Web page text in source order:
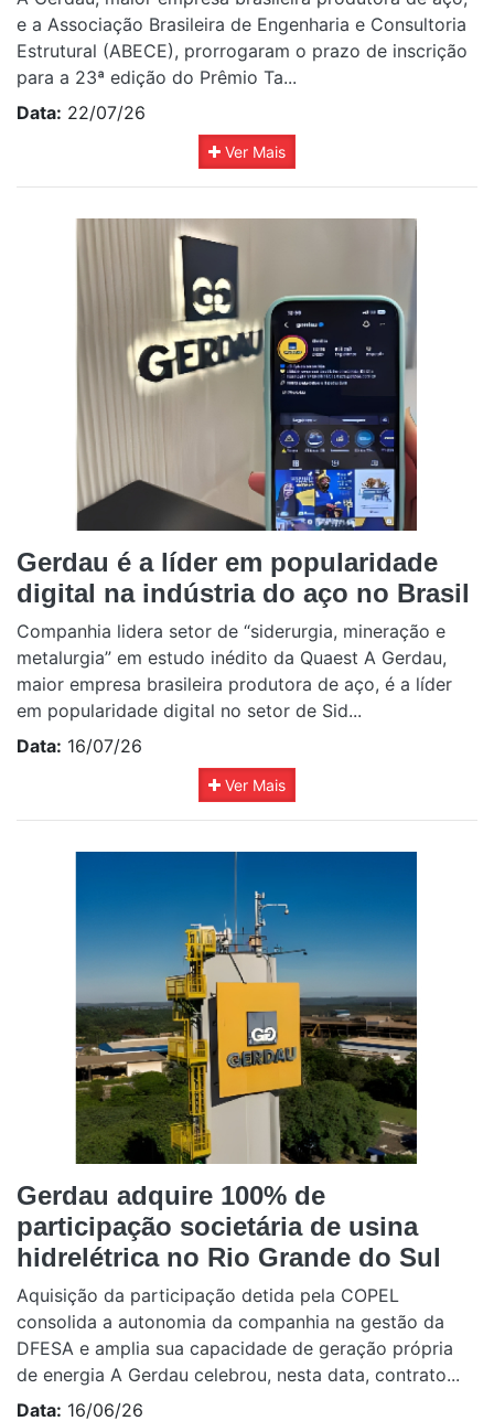
e a Associação Brasileira de Engenharia e Consultoria
Estrutural (ABECE), prorrogaram o prazo de inscrição
para a 23ª edição do Prêmio Ta...
Data: 22/07/26
Ver Mais
Gerdau é a líder em popularidade
digital na indústria do aço no Brasil
Companhia lidera setor de “siderurgia, mineração e
metalurgia” em estudo inédito da Quaest A Gerdau,
maior empresa brasileira produtora de aço, é a líder
em popularidade digital no setor de Sid...
Data: 16/07/26
Ver Mais
Gerdau adquire 100% de
participação societária de usina
hidrelétrica no Rio Grande do Sul
Aquisição da participação detida pela COPEL
consolida a autonomia da companhia na gestão da
DFESA e amplia sua capacidade de geração própria
de energia A Gerdau celebrou, nesta data, contrato...
Data: 16/06/26